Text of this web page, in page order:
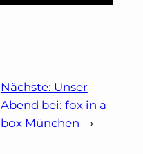
Nächste: Unser
Abend bei: fox in a
box München
→